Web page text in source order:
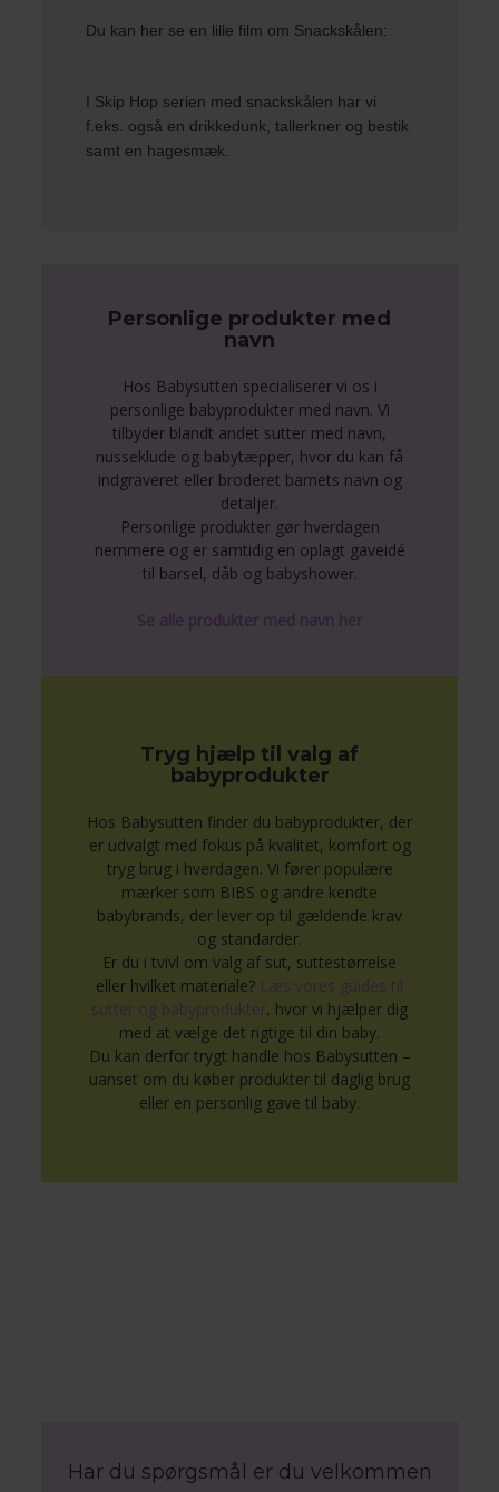
Du kan her se en lillefilm om Snackskålen:
I Skip Hop serien med snackskålen har vi
f.eks. også en drikkedunk ,tallerkner og bestik
samt en hagesmæk.
Personlige produkter med
navn
Hos Babysutten specialiserer vi os i
personlige babyprodukter med navn. Vi
tilbyder blandt andet sutter med navn,
nusseklude og babytæpper, hvor du kan få
indgraveret eller broderet barnets navn og
detaljer.
Personlige produkter gør hverdagen
nemmere og er samtidig en oplagt gaveidé
til barsel, dåb og babyshower.
Se alle produkter med navn her
Tryg hjælp til valg af
babyprodukter
Hos Babysutten finder du babyprodukter, der
er udvalgt med fokus på kvalitet, komfort og
tryg brug i hverdagen. Vi fører populære
mærker som BIBS og andre kendte
babybrands, der lever op til gældende krav
og standarder.
Er du i tvivl om valg af sut, suttestørrelse
eller hvilket materiale? Læs vores guides til
sutter og babyprodukter, hvor vi hjælper dig
med at vælge det rigtige til din baby.
Du kan derfor trygt handle hos Babysutten –
uanset om du køber produkter til daglig brug
eller en personlig gave til baby.
Har du spørgsmål er du velkommen